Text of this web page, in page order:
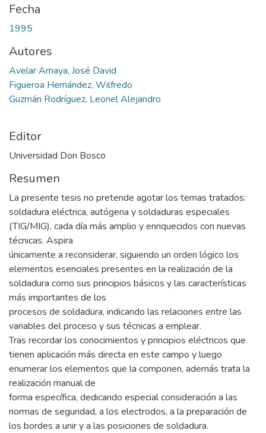
Fecha
1995
Autores
Avelar Amaya, José David
Figueroa Hernández, Wilfredo
Guzmán Rodríguez, Leonel Alejandro
Editor
Universidad Don Bosco
Resumen
La presente tesis no pretende agotar los temas tratados:
soldadura eléctrica, autógena y soldaduras especiales
(TIG/MIG), cada día más amplio y enriquecidos con nuevas
técnicas. Aspira
únicamente a reconsiderar, siguiendo un orden lógico los
elementos esenciales presentes en la realización de la
soldadura como sus principios básicos y las características
más importantes de los
procesos de soldadura, indicando las relaciones entre las
variables del proceso y sus técnicas a emplear.
Tras recordar los conocimientos y principios eléctricos que
tienen aplicación más directa en este campo y luego
enumerar los elementos que la componen, además trata la
realización manual de
forma específica, dedicando especial consideración a las
normas de seguridad, a los electrodos, a la preparación de
los bordes a unir y a las posiciones de soldadura.